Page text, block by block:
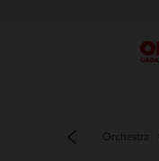
Menú
Orchestra